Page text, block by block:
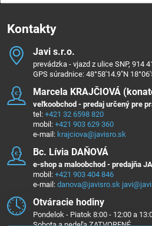
Kontakty
Javi s​.r​.o​.
prevádzka - vjazd z ulice SNP, 914
GPS súradnice: 48°58'14.9"N
Marcela KRAJČIOVÁ
veľkoobchod - predaj určený pre
tel: +421 32 6598 820
mobil: +421 903 629 360
e-mail: krajciova@javisro.sk
Bc​. Lívia DAŇOVÁ
e-shop a maloobchod - predajňa
mobil: +421 903 404 846
e-mail: danova@javisro.sk
Otváracie hodiny
Pondelok - Piatok 8:00 - 12:00 a